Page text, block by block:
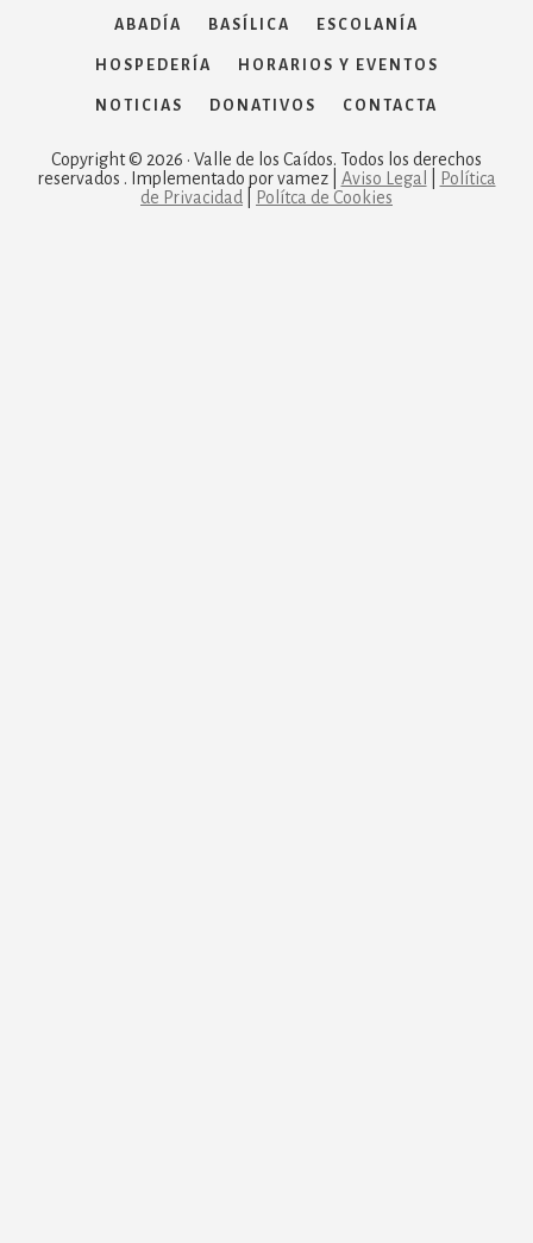
ABADÍA BASÍLICA ESCOLANÍA
HOSPEDERÍA HORARIOS Y EVENTOS
NOTICIAS DONATIVOS CONTACTA
Copyright © 2026 · Valle de los Caídos. Todos los derechos
reservados . Implementado por vamez | Aviso Legal
Política
de Privacidad
Polítca de Cookies